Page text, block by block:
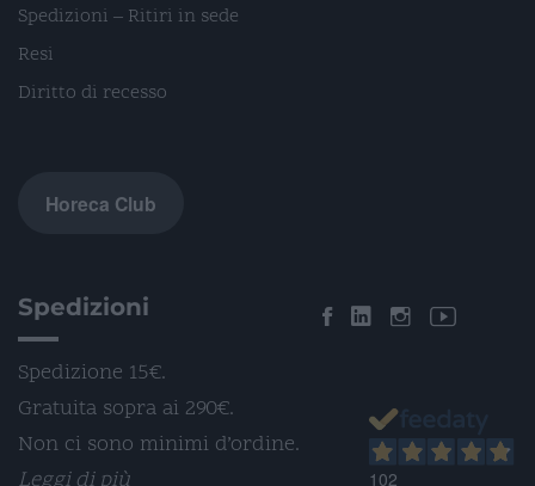
Spedizioni – Ritiri in sede
Resi
Diritto di recesso
Horeca Club
Spedizioni
Spedizione 15€.
Gratuita sopra ai 290€.
Non ci sono minimi d’ordine.
102